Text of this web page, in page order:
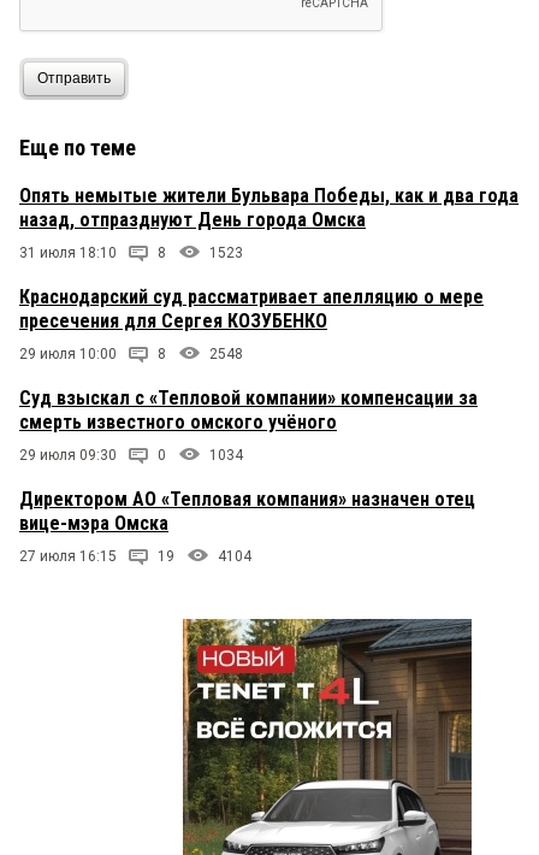
Отправить
Еще по теме
Опять немытые жители Бульвара Победы, как и два года
назад, отпразднуют День города Омска
31 июля 18:10 8 1523
Краснодарский суд рассматривает апелляцию о мере
пресечения для Сергея КОЗУБЕНКО
29 июля 10:00 8 2548
Суд взыскал с «Тепловой компании» компенсации за
смерть известного омского учёного
29 июля 09:30 0 1034
Директором АО «Тепловая компания» назначен отец
вице-мэра Омска
27 июля 16:15 19 4104